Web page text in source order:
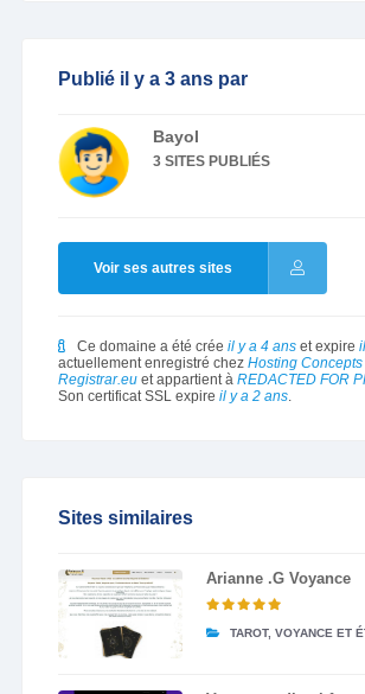
Publié il y a 3 ans par
Bayol
3 SITES PUBLIÉS
Voir ses autres sites
Ce domaine a été crée il y a 4 anset expire
actuellement enregistré chez Hosting Concepts
Registrar.euet appartient à REDACTED FOR
Son certificat SSL expire il y a 2 ans.
Sites similaires
Arianne .G Voyance
TAROT, VOYANCE ET